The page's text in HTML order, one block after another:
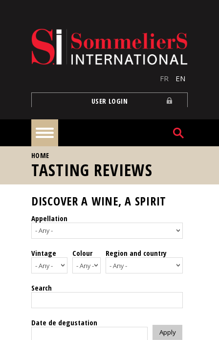
FR EN
USER LOGIN
Home
Our
events
Spirits
Tasting
reviews
The
YOU ARE HERE
HOME
TASTING REVIEWS
DISCOVER A WINE, A SPIRIT
Appellation
Vintage Colour Region and country
Search
Date de degustation